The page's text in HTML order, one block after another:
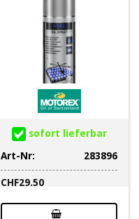
sofort lieferbar
Art-Nr:
283896
CHF29.50